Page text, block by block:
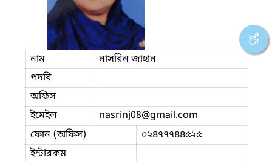
নাম
নাসরিন জাহান
পদবি
অফিস
ইমেইল
nasrinj08@gmail.com
ফোন (অফিস)
০২৪৭৭৭৪৪৫২৫
ইন্টারকম